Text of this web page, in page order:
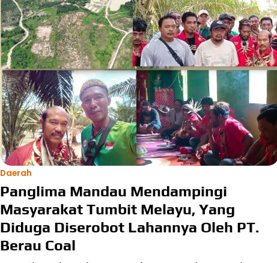
Daerah
Panglima Mandau Mendampingi
Masyarakat Tumbit Melayu, Yang
Diduga Diserobot Lahannya Oleh PT.
Berau Coal